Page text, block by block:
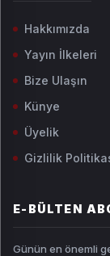
Hakkımızda
Yayın İlkeleri
Bize Ulaşın
Künye
Üyelik
Gizlilik
E-BÜLTEN
Günün en önemli